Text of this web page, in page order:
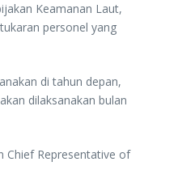
Keamanan Laut,
personel yang
di tahun depan,
dilaksanakan bulan
Chief Representative of